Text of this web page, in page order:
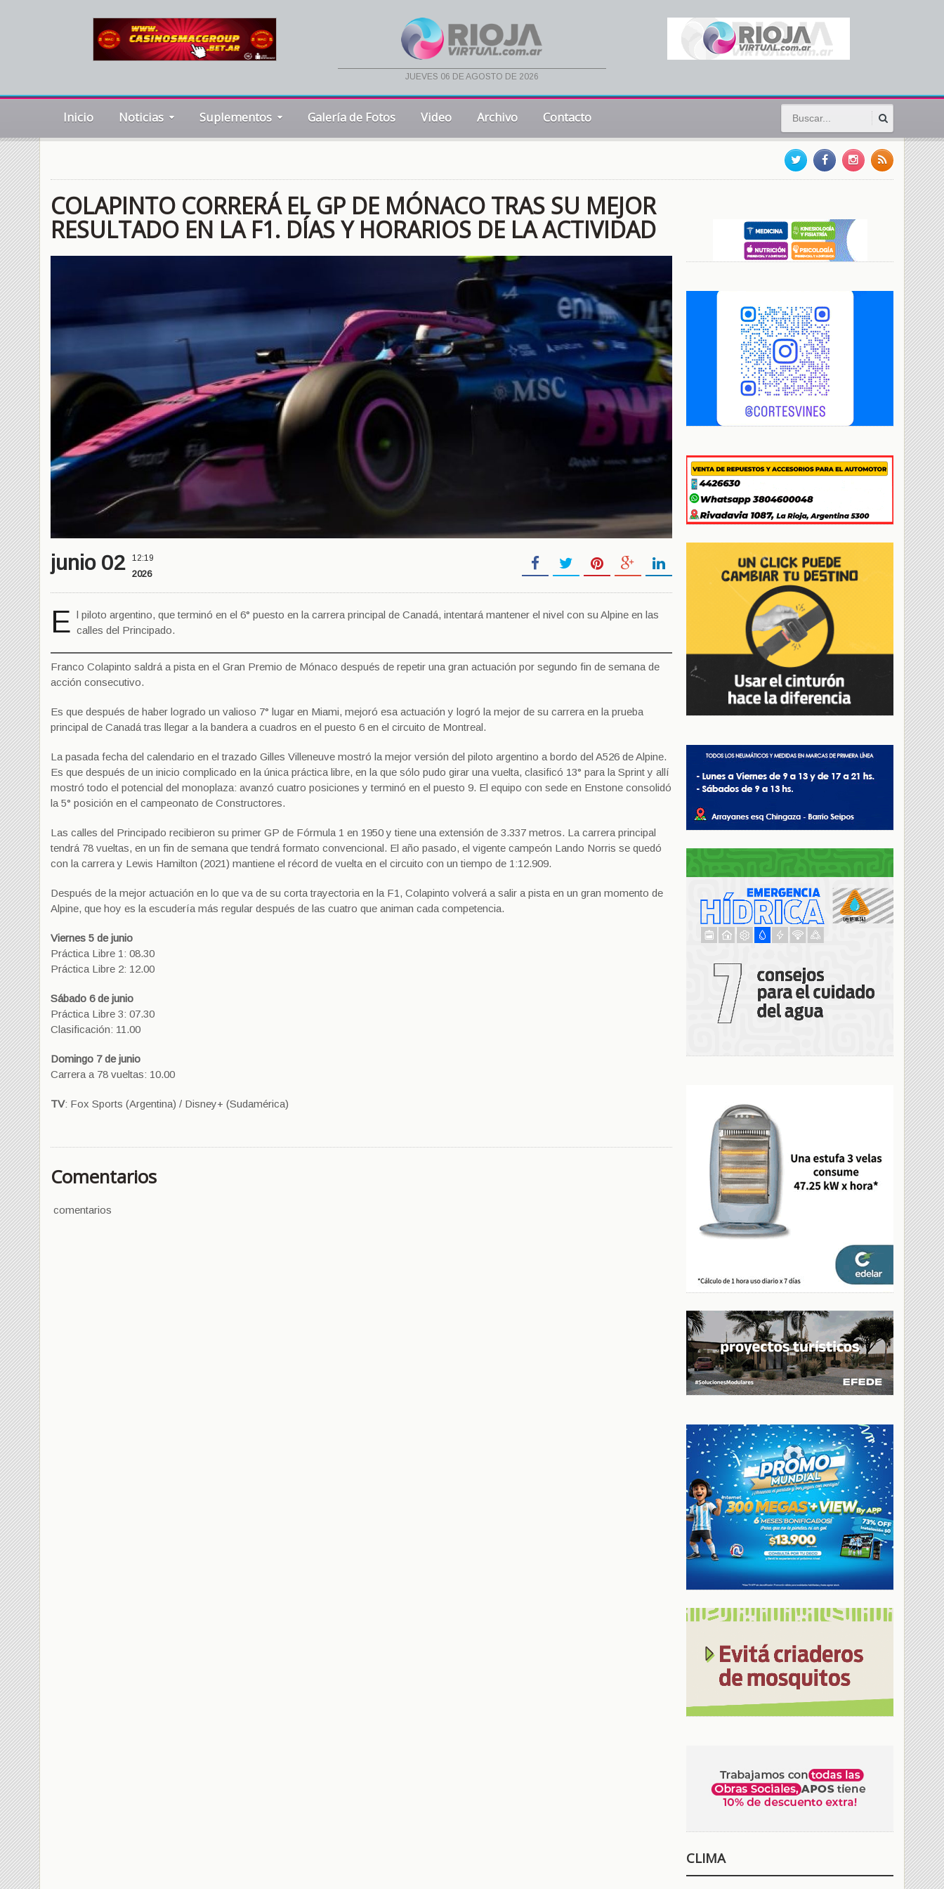
jueves 06 de agosto de 2026
Inicio Noticias Suplementos Galería de Fotos Video Archivo Contacto
COLAPINTO CORRERÁ EL GP DE MÓNACO TRAS SU MEJOR
RESULTADO EN LA F1. DÍAS Y HORARIOS DE LA ACTIVIDAD
junio 02 12:19
2026
E l piloto argentino, que terminó en el 6° puesto en la carrera principal de Canadá, intentará mantener el nivel con su Alpine en las
calles del Principado.
Franco Colapinto saldrá a pista en el Gran Premio de Mónaco después de repetir una gran actuación por segundo fin de semana de
acción consecutivo.
Es que después de haber logrado un valioso 7° lugar en Miami, mejoró esa actuación y logró la mejor de su carrera en la prueba
principal de Canadá tras llegar a la bandera a cuadros en el puesto 6 en el circuito de Montreal.
La pasada fecha del calendario en el trazado Gilles Villeneuve mostró la mejor versión del piloto argentino a bordo del A526 de Alpine.
Es que después de un inicio complicado en la única práctica libre, en la que sólo pudo girar una vuelta, clasificó 13° para la Sprint y allí
mostró todo el potencial del monoplaza: avanzó cuatro posiciones y terminó en el puesto 9. El equipo con sede en Enstone consolidó
la 5° posición en el campeonato de Constructores.
Las calles del Principado recibieron su primer GP de Fórmula 1 en 1950 y tiene una extensión de 3.337 metros. La carrera principal
tendrá 78 vueltas, en un fin de semana que tendrá formato convencional. El año pasado, el vigente campeón Lando Norris se quedó
con la carrera y Lewis Hamilton (2021) mantiene el récord de vuelta en el circuito con un tiempo de 1:12.909.
Después de la mejor actuación en lo que va de su corta trayectoria en la F1, Colapinto volverá a salir a pista en un gran momento de
Alpine, que hoy es la escudería más regular después de las cuatro que animan cada competencia.
Viernes 5 de junio
Práctica Libre 1: 08.30
Práctica Libre 2: 12.00
Sábado 6 de junio
Práctica Libre 3: 07.30
Clasificación: 11.00
Domingo 7 de junio
Carrera a 78 vueltas: 10.00
TV: Fox Sports (Argentina) / Disney+ (Sudamérica)
Comentarios
comentarios
CLIMA